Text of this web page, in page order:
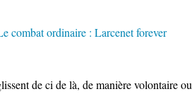
de ci de là, de manière volontaire ou